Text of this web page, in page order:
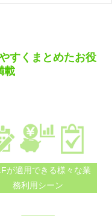
すくまとめたお役
載
が適用できる様々な業
務利用シーン